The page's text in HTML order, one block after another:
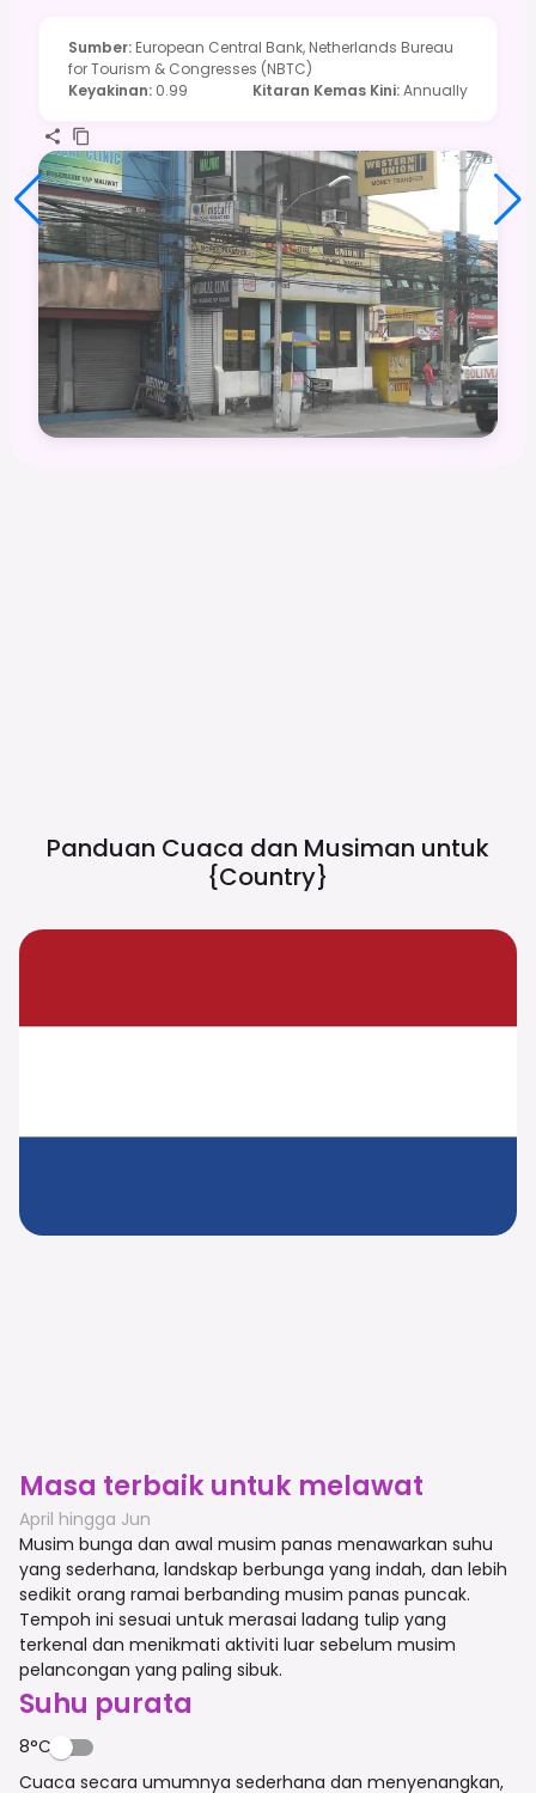
Sumber: European Central Bank, Netherlands Bureau
for Tourism & Congresses (NBTC)
Keyakinan: 0.99 Kitaran Kemas Kini:Annually
Panduan Cuaca dan Musiman untuk
{country}
Masa terbaik untuk melawat
April hingga Jun
Musim bunga dan awal musim panas menawarkan suhu
yang sederhana, landskap berbunga yang indah, dan lebih
sedikit orang ramai berbanding musim panas puncak.
Tempoh ini sesuai untuk merasai ladang tulip yang
terkenal dan menikmati aktiviti luar sebelum musim
pelancongan yang paling sibuk.
Suhu purata
8°C
Cuaca secara umumnya sederhana dan menyenangkan,